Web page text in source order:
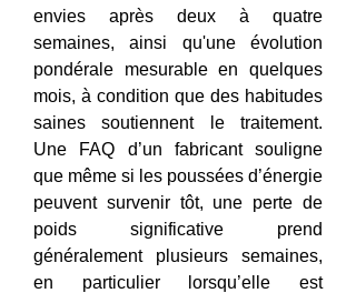
envies après deux à quatre
semaines, ainsi qu'une évolution
pondérale mesurable en quelques
mois, à condition que des habitudes
saines soutiennent le traitement.
Une FAQ d’un fabricant souligne
que même si les poussées d’énergie
peuvent survenir tôt, une perte de
poids significative prend
généralement plusieurs semaines,
en particulier lorsqu’elle est